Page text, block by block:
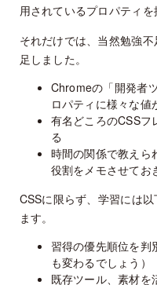
用されているプロパティを
それだけでは、当然勉強
足しました。
Chromeの「開発者
ロパティに様々な値
有名どころのCSSフ
る
時間の関係で教えら
役割をメモさせてお
CSSに限らず、学習には
ます。
習得の優先順位を判
も変わるでしょう）
既存ツール、素材を